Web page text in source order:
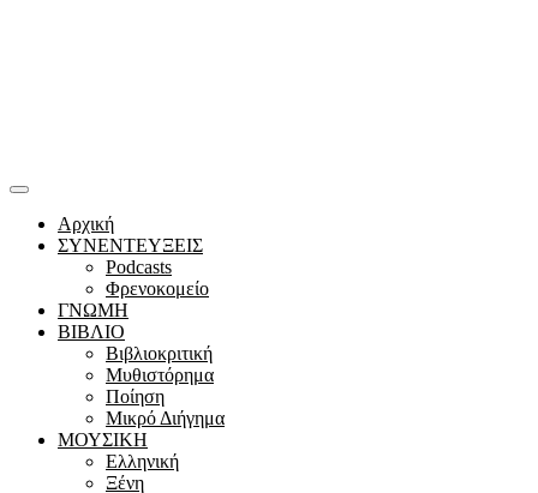
Αρχική
ΣΥΝΕΝΤΕΥΞΕΙΣ
Podcasts
Φρενοκομείο
ΓΝΩΜΗ
ΒΙΒΛΙΟ
Βιβλιοκριτική
Μυθιστόρημα
Ποίηση
Μικρό Διήγημα
ΜΟΥΣΙΚΗ
Ελληνική
Ξένη